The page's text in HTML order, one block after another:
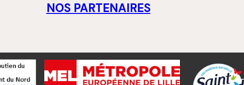
NOS PARTENAIRES